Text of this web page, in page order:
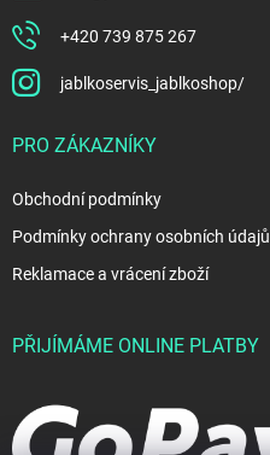
+420 739 875 267
jablkoservis_jablkoshop/
PRO ZÁKAZNÍKY
Obchodní podmínky
Podmínky ochrany osobních údajů
Reklamace a vrácení zboží
PŘIJÍMÁME ONLINE PLATBY